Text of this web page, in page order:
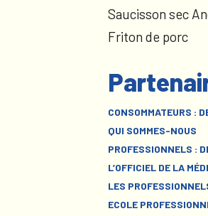
Saucisson sec
Friton de porc
CONSOMMATEURS :
QUI SOMMES-NOUS
PROFESSIONNELS :
L’OFFICIEL DE LA
LES
ECOLE